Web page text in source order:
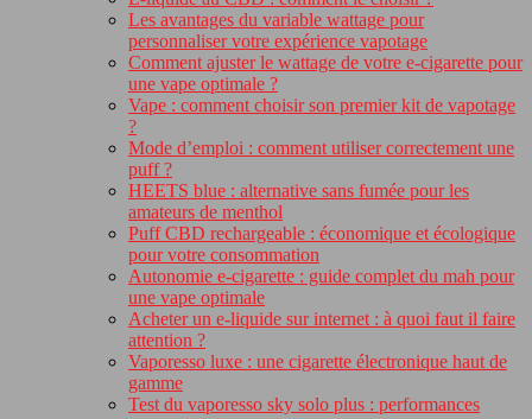
Les avantages du variable wattage pour
personnaliser votre expérience vapotage
Comment ajuster le wattage de votre e-cigarette pour
une vape optimale ?
Vape : comment choisir son premier kit de vapotage
?
Mode d’emploi : comment utiliser correctement une
puff ?
HEETS blue : alternative sans fumée pour les
amateurs de menthol
Puff CBD rechargeable : économique et écologique
pour votre consommation
Autonomie e-cigarette : guide complet du mah pour
une vape optimale
Acheter un e-liquide sur internet : à quoi faut il faire
attention ?
Vaporesso luxe : une cigarette électronique haut de
gamme
Test du vaporesso sky solo plus : performances